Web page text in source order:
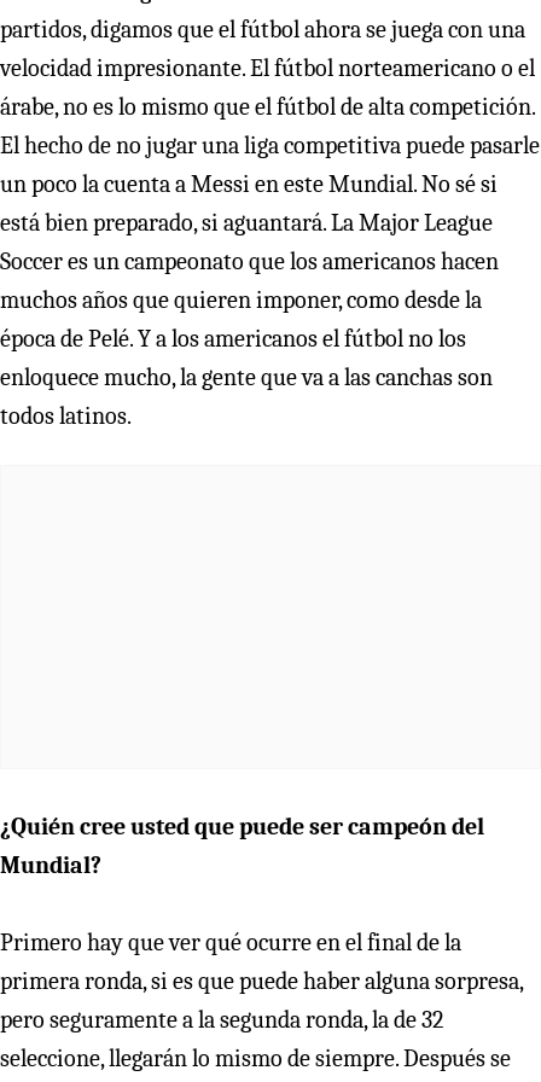
partidos, digamos que el fútbol ahora se juega con una
velocidad impresionante. El fútbol norteamericano o el
árabe, no es lo mismo que el fútbol de alta competición.
El hecho de no jugar una liga competitiva puede pasarle
un poco la cuenta a Messi en este Mundial. No sé si
está bien preparado, si aguantará. La Major League
Soccer es un campeonato que los americanos hacen
muchos años que quieren imponer, como desde la
época de Pelé. Y a los americanos el fútbol no los
enloquece mucho, la gente que va a las canchas son
todos latinos.
¿Quién cree usted que puede ser campeón del
Mundial?
Primero hay que ver qué ocurre en el final de la
primera ronda, si es que puede haber alguna sorpresa,
pero seguramente a la segunda ronda, la de 32
seleccione, llegarán lo mismo de siempre. Después se